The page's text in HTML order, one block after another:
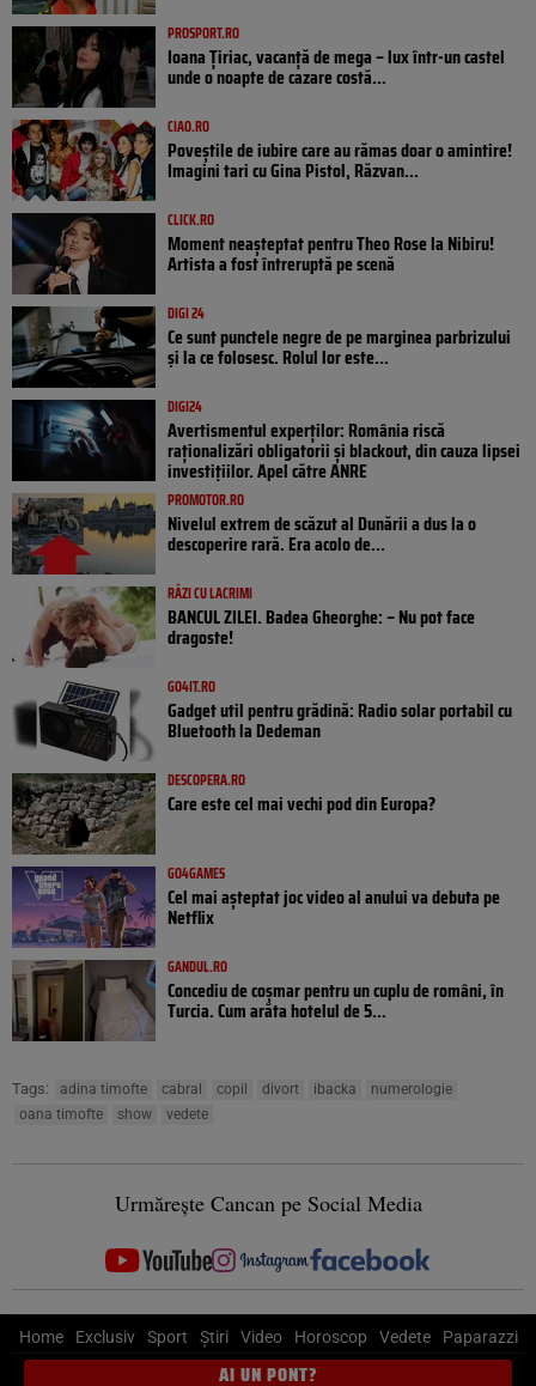
PROSPORT.RO
Ioana Țiriac, vacanță de mega – lux într-un castel
unde o noapte de cazare costă...
CIAO.RO
Poveştile de iubire care au rămas doar o amintire!
Imagini tari cu Gina Pistol, Răzvan...
CLICK.RO
Moment neașteptat pentru Theo Rose la Nibiru!
Artista a fost întreruptă pe scenă
DIGI 24
Ce sunt punctele negre de pe marginea parbrizului
și la ce folosesc. Rolul lor este...
DIGI24
Avertismentul experților: România riscă
raționalizări obligatorii și blackout, din cauza lipsei
investițiilor. Apel către ANRE
PROMOTOR.RO
Nivelul extrem de scăzut al Dunării a dus la o
descoperire rară. Era acolo de...
RÂZI CU LACRIMI
BANCUL ZILEI. Badea Gheorghe: – Nu pot face
dragoste!
GO4IT.RO
Gadget util pentru grădină: Radio solar portabil cu
Bluetooth la Dedeman
DESCOPERA.RO
Care este cel mai vechi pod din Europa?
GO4GAMES
Cel mai așteptat joc video al anului va debuta pe
Netflix
GANDUL.RO
Concediu de coșmar pentru un cuplu de români, în
Turcia. Cum arăta hotelul de 5...
Tags: adina timofte cabral copil divort ibacka
numerologie
oana timofte
show vedete
Urmărește Cancan pe Social Media
Home Exclusiv Sport Știri Video Horoscop Vedete Paparazzi
AI UN PONT?